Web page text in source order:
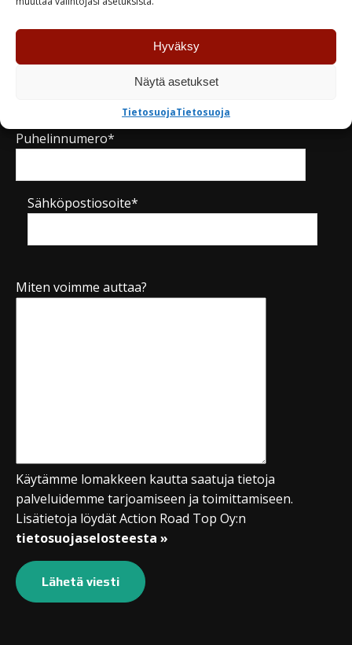
Hyväksy
Näytä asetukset
TietosuojaTietosuoja
Nimi*
Puhelinnumero*
Sähköpostiosoite*
Miten voimme auttaa?
Käytämme lomakkeen kautta saatuja tietoja
palveluidemme tarjoamiseen ja toimittamiseen.
Lisätietoja löydät Action Road Top Oy:n
tietosuojaselosteesta »